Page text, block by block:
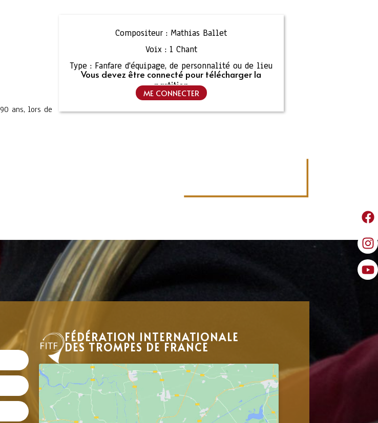
ans, lors de
Compositeur : Mathias Ballet
Voix : 1 Chant
Type : Fanfare d'équipage, de personnalité ou de lieu
Vous devez être connecté pour télécharger la
partition
ME CONNECTER
FÉDÉRATION INTERNATIONALE
DES TROMPES DE FRANCE